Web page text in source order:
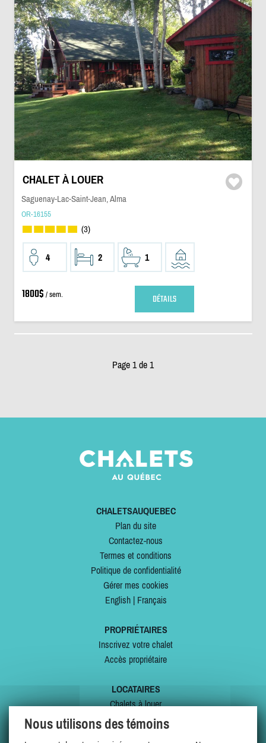
CHALET À LOUER
Saguenay-Lac-Saint-Jean, Alma
OR-16155
(3)
4 2 1
1800$ / sem. DÉTAILS
Page 1 de 1
CHALETSAUQUEBEC
Plan du site
Contactez-nous
Termes et conditions
Politique de confidentialité
Gérer mes cookies
English| Français
PROPRIÉTAIRES
Inscrivez votre chalet
Accès propriétaire
LOCATAIRES
Chalets à louer
Chalets à vendre
Nous utilisons des témoins